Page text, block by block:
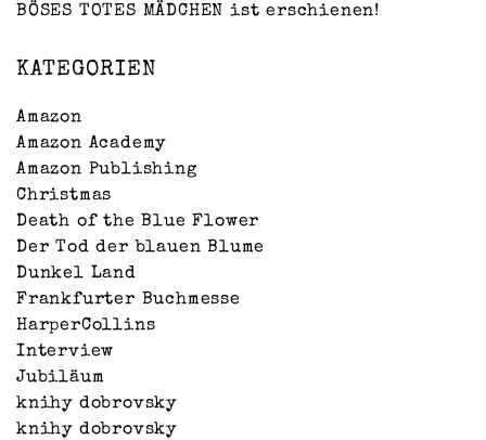
BÖSES TOTES MÄDCHEN ist erschienen!
KATEGORIEN
Amazon
Amazon Academy
Amazon Publishing
Christmas
Death of the Blue Flower
Der Tod der blauen Blume
Dunkel Land
Frankfurter Buchmesse
HarperCollins
Interview
Jubiläum
knihy dobrovsky
knihy dobrovsky